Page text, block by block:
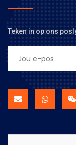
Teken in op ons